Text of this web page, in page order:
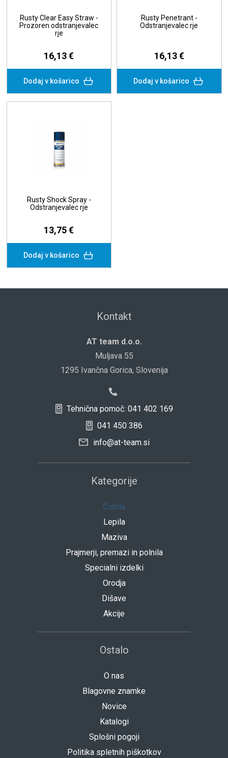
Rusty Clear Easy Straw -
Prozoren odstranjevalec
rje
16,13 €
Dodaj v košarico
Rusty Penetrant -
Odstranjevalec rje
16,13 €
Dodaj v košarico
Rusty Shock Spray -
Odstranjevalec rje
13,75 €
Dodaj v košarico
Kontakt
AT team d.o.o.
Muljava 55
1295 Ivančna Gorica, Slovenija
Tehnična pomoč: 041 402 169
041 450 386
info@at-team.si
Kategorije
Čistila
Lepila
Maziva
Prajmerji, premazi in polnila
Specialni izdelki
Orodja
Dišave
Akcije
Ostalo
O nas
Blagovne znamke
Novice
Katalogi
Splošni pogoji
Politika spletnih piškotkov